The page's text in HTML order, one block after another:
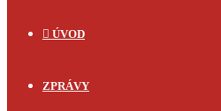
ÚVOD
ZPRÁVY